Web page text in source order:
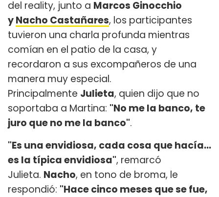
del reality, junto a Marcos Ginocchio
yNacho Castañares, los participantes
tuvieron una charla profunda mientras
comían en el patio de la casa, y
recordaron a sus excompañeros de una
manera muy especial.
Principalmente Julieta, quien dijo que no
soportaba a Martina: "No me la banco, te
juro que no me la banco".
"Es una envidiosa, cada cosa que hacía...
es la típica envidiosa", remarcó
Julieta. Nacho, en tono de broma, le
respondió: "Hace cinco meses que se fue,